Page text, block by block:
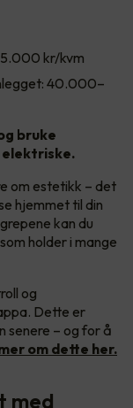
kr/kvm
40.000–
bruke
om estetikk – det
hjemmet til din
kan du
holder i mange
og
Dette er
senere – og for å
om dette her.
med